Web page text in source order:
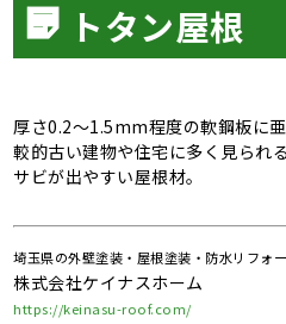
トタン屋根
厚さ0.2～1.5mm程度の軟鋼板に
較的古い建物や住宅に多く見られる
サビが出やすい屋根材。
埼玉県の外壁塗装・屋根塗装・防水リフォ
株式会社ケイナスホーム
https://keinasu-roof.com/